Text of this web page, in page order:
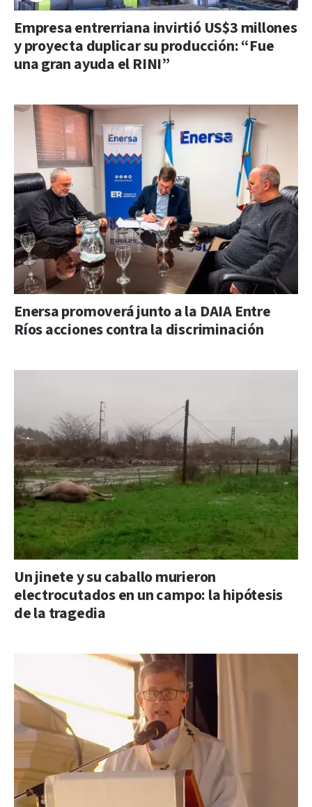
Empresa entrerriana invirtió US$3 millones
y proyecta duplicar su producción: “Fue
una gran ayuda el RINI”
Enersa promoverá junto a la DAIA Entre
Ríos acciones contra la discriminación
Un jinete y su caballo murieron
electrocutados en un campo: la hipótesis
de la tragedia